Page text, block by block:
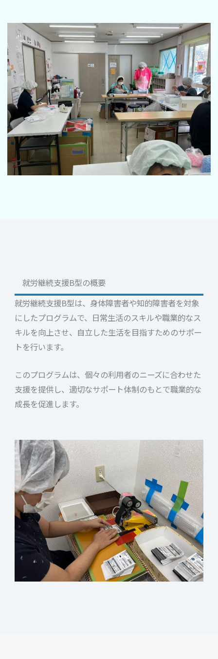
就労継続支援B型の概要
就労継続支援B型は、身体障害者や知的障害者を対象
にしたプログラムで、日常生活のスキルや職業的なス
キルを向上させ、自立した生活を目指すためのサポー
トを行います。
このプログラムは、個々の利用者のニーズに合わせた
支援を提供し、適切なサポート体制のもとで職業的な
成長を促進します。